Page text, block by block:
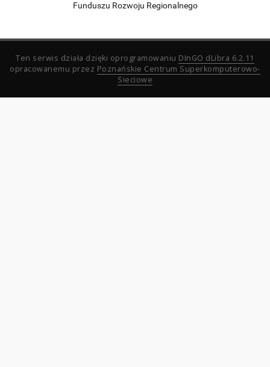
Funduszu Rozwoju Regionalnego
Ten serwis działa dzięki oprogramowaniu DInGO dLibra 6.2.11
opracowanemu przez Poznańskie Centrum Superkomputerowo-
Sieciowe